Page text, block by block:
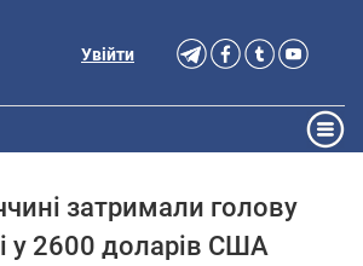
Увійти
затримали голову
у 2600 доларів США